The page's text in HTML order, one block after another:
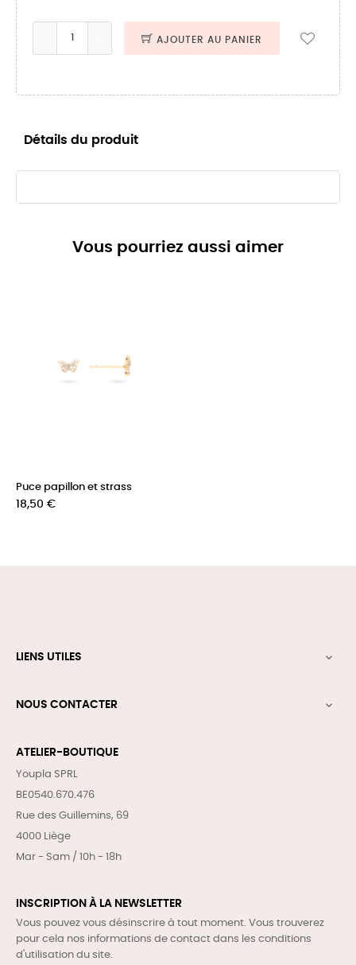
AJOUTER AU PANIER
Détails du produit
Vous pourriez aussi aimer
Puce papillon et strass
Prix
18,50 €
LIENS UTILES 
NOUS CONTACTER 
ATELIER-BOUTIQUE
Youpla SPRL
BE0540.670.476
Rue des Guillemins, 69
4000 Liège
Mar - Sam / 10h - 18h
INSCRIPTION À LA NEWSLETTER
Vous pouvez vous désinscrire à tout moment. Vous trouverez
pour cela nos informations de contact dans les conditions
d'utilisation du site.